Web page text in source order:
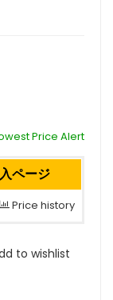
Price Alert
ページ
Price history
to wishlist